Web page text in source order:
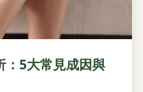
：5大常見成因與